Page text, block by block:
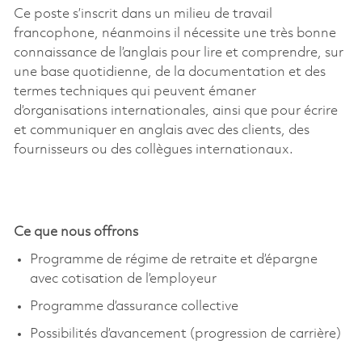
Ce poste s’inscrit dans un milieu de travail
francophone, néanmoins il nécessite une très bonne
connaissance de l’anglais pour lire et comprendre, sur
une base quotidienne, de la documentation et des
termes techniques qui peuvent émaner
d’organisations internationales, ainsi que pour écrire
et communiquer en anglais avec des clients, des
fournisseurs ou des collègues internationaux.
Ce que nous offrons
Programme de régime de retraite et d’épargne
avec cotisation de l’employeur
Programme d’assurance collective
Possibilités d’avancement (progression de carrière)